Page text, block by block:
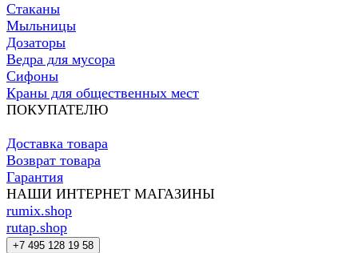
Стаканы
Мыльницы
Дозаторы
Ведра для мусора
Сифоны
Краны для общественных мест
ПОКУПАТЕЛЮ
Доставка товара
Возврат товара
Гарантия
НАШИ ИНТЕРНЕТ МАГАЗИНЫ
rumix.shop
rutap.shop
+7 495 128 19 58